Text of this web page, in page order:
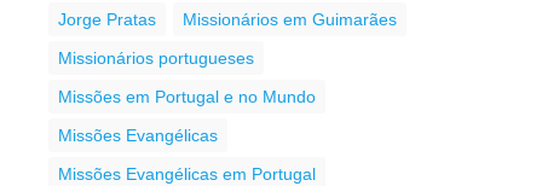
Jorge Pratas
Missionários em Guimarães
Missionários portugueses
Missões em Portugal e no Mundo
Missões Evangélicas
Missões Evangélicas em Portugal